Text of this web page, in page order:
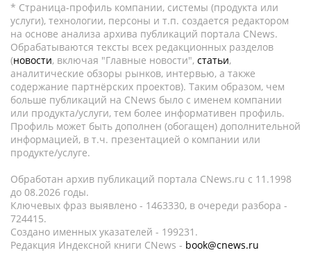
* Страница-профиль компании, системы (продукта или
услуги), технологии, персоны и т.п. создается редактором
на основе анализа архива публикаций портала CNews.
Обрабатываются тексты всех редакционных разделов
(новости, включая "Главные новости", статьи,
аналитические обзоры рынков, интервью, а также
содержание партнёрских проектов). Таким образом, чем
больше публикаций на CNews было с именем компании
или продукта/услуги, тем более информативен профиль.
Профиль может быть дополнен (обогащен) дополнительной
информацией, в т.ч. презентацией о компании или
продукте/услуге.
Обработан архив публикаций портала CNews.ru c 11.1998
до 08.2026 годы.
Ключевых фраз выявлено - 1463330, в очереди разбора -
724415.
Создано именных указателей - 199231.
Редакция Индексной книги CNews - book@cnews.ru